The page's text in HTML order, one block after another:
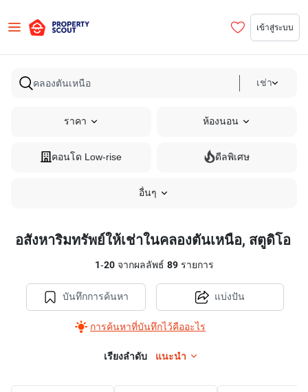
เข้าสู่ระบบ
เช่า
ราคา ห้องนอน
คอนโด Low-rise ดีลพิเศษ
อื่นๆ
อสังหาริมทรัพย์ให้เช่าในคลองตันเหนือ, สตูดิโอ
1-20จากผลลัพธ์ 89รายการ
บันทึกการค้นหา
การค้นหาที่บันทึกไว้คืออะไร
แบ่งปัน
เรียงลำดับ แนะนำ